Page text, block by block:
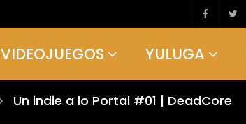
VIDEOJUEGOS YULUGA
Un indie a lo Portal #01 | DeadCore